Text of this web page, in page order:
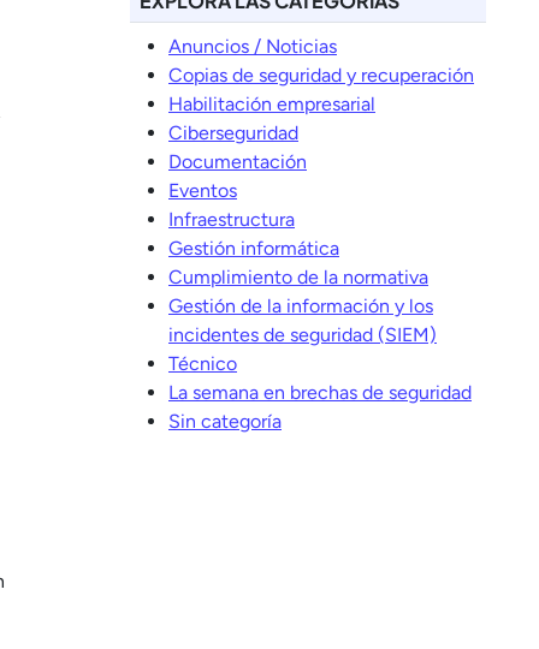
Anuncios / Noticias
Copias de seguridad y recuperación
Habilitación empresarial
Ciberseguridad
Documentación
Eventos
Infraestructura
Gestión informática
Cumplimiento de la normativa
Gestión de la información y los
incidentes de seguridad (SIEM)
Técnico
La semana en brechas de seguridad
Sin categoría